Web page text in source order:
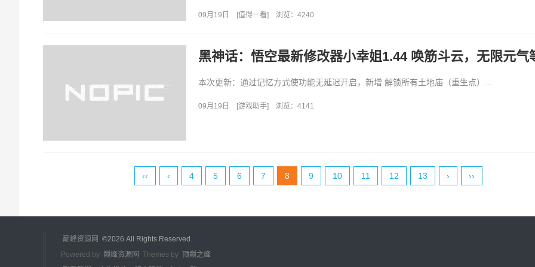
09月19日 [值得一看] 浏览：4240
黑神话：悟空最新修改器小幸姐1.44 唤筋斗云，无限元气
本次更新：通过记忆方式使功能无延迟开启，新增 解锁所有土地庙（重生点）...
09月19日 [游戏助手] 浏览：4141
‹‹ ‹ 4 5 6 7 8 9 10 11 12 13 › ››
巅峰资源网 ©2026 All Rights Reserved.
Powered by 巅峰资源网 Themes by 顶巅之峰